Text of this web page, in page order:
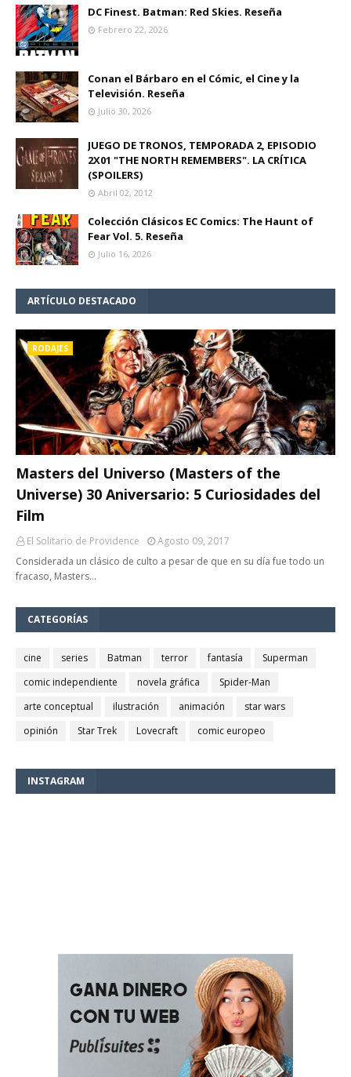
DC Finest. Batman: Red Skies. Reseña
Febrero 22, 2026
Conan el Bárbaro en el Cómic, el Cine y la
Televisión. Reseña
Julio 30, 2026
JUEGO DE TRONOS, TEMPORADA 2, EPISODIO
2X01 "THE NORTH REMEMBERS". LA CRÍTICA
(SPOILERS)
Abril 02, 2012
Colección Clásicos EC Comics: The Haunt of
Fear Vol. 5. Reseña
Julio 16, 2026
ARTÍCULO DESTACADO
RODAJES
Masters del Universo (Masters of the
Universe) 30 Aniversario: 5 Curiosidades del
Film
El Solitario de Providence
Agosto 09, 2017
Considerada un clásico de culto a pesar de que en su día fue todo un
fracaso, Masters…
CATEGORÍAS
cine series Batman terror fantasía
Superman
comic independiente
novela gráfica
Spider-Man
arte conceptual
ilustración animación
star wars
opinión
Star Trek Lovecraft comic europeo
INSTAGRAM